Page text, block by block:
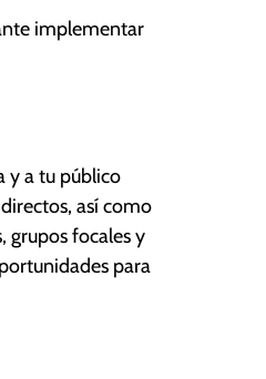
implementar
y a tu público
así como
grupos focales y
para